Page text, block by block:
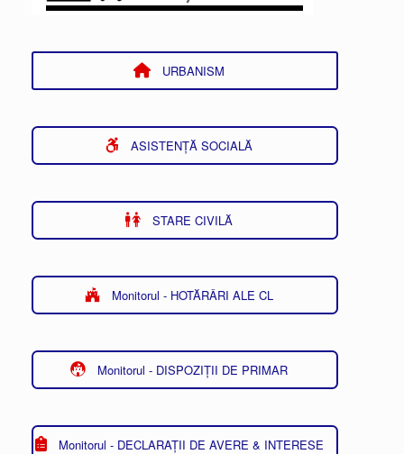
URBANISM
ASISTENȚĂ SOCIALĂ
STARE CIVILĂ
Monitorul - HOTĂRÂRI ALE CL
Monitorul - DISPOZIȚII DE PRIMAR
Monitorul - DECLARAȚII DE AVERE & INTERESE